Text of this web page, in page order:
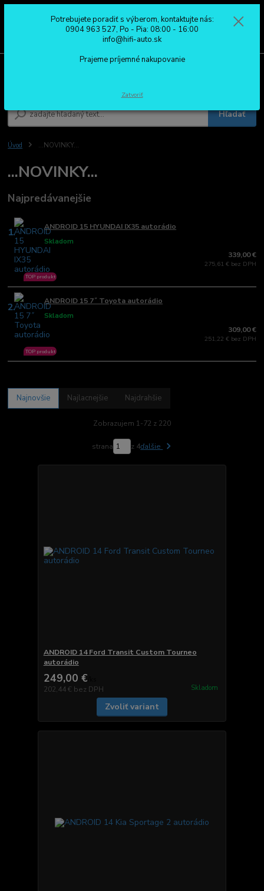
Hľadať
0904 963 527
Po - Pia: 08:00 - 16:00
Úvod ...NOVINKY...
...NOVINKY...
Najpredávanejšie
1. ANDROID 15 HYUNDAI IX35 autorádio
Skladom
TOP produkt
339,00 €
275,61 € bez DPH
2. ANDROID 15 7˝ Toyota autorádio
Skladom
TOP produkt
309,00 €
251,22 € bez DPH
Najnovšie Najlacnejšie Najdrahšie
Zobrazujem 1-72 z 220
strana z 4ďalšie
ANDROID 14 Ford Transit Custom Tourneo
autorádio
249,00 €
202,44 € bez DPH Skladom
Zvoliť variant
Potrebujete poradiť s výberom, kontaktujte nás:
0904 963 527, Po - Pia: 08:00 - 16:00
info@hifi-auto.sk
Prajeme príjemné nakupovanie
Zatvoriť